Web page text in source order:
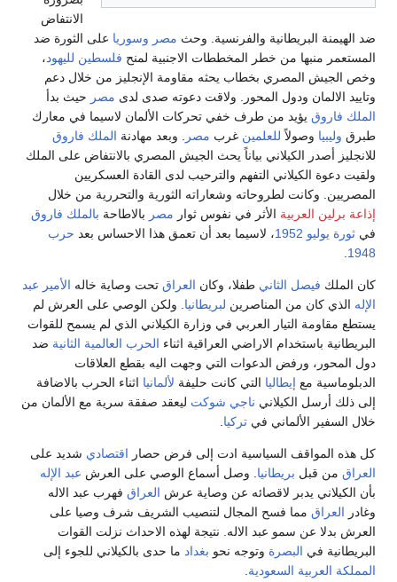
الانتفاض
ضد الهيمنة البريطانية والفرنسية. وحث مصر وسوريا على الثورة ضد
المستعمر منبها من خطر المخططات الاجنبية لمنح فلسطين لليهود،
وخص الجيش المصري بخطاب يحثه مقاومة الإنجليز من خلال دعم
وتاييد الالمان ودول المحور. ولاقت دعوته صدى لدى مصر حيث بدأ
الملك فاروق يؤيد من طرف خفي تحركات الألمان لاسيما في معارك
طبرق وليبيا وصولاً للعلمين غرب مصر . وبعد مهادنة الملك فاروق
للانجليز أصدر الكيلاني بياناً يحث الجيش المصري بالانتفاض على الملك
ولقيت دعوة الكيلاني التفهم والترحيب لدى القادة العسكريين
المصريين. وكانت لطروحاته وشعاراته الثورية والتحررية من خلال
إذاعة برلين العربية الأثر في نفوس ثوار مصر بالاطاحة بالملك فاروق
في ثورة يوليو 1952 ، لاسيما بعد أن تعمق هذا الاحساس بعد حرب
1948
.
كان الملك فيصل الثاني طفلا، وكان العراق تحت وصاية خاله الأمير عبد
الإله الذي كان من المناصرين لبريطانيا. ولكن الوصي على العرش لم
يستطع مقاومة التيار العربي في وزارة الكيلاني الذي لم يسمح للقوات
البريطانية باستخدام الاراضي العراقية اثناء الحرب العالمية الثانية ضد
دول المحور، ورفض الدعوات التي وجهت اليه بقطع العلاقات
الدبلوماسية مع إيطاليا التي كانت حليفة لألمانيا اثناء الحرب بالاضافة
إلى ذلك أرسل الكيلاني ناجي شوكت ليعقد صفقة سرية مع الألمان من
خلال السفير الألماني في تركيا.
كل هذه المواقف السياسية ادت إلى فرض حصار اقتصادي شديد على
العراق من قبل بريطانيا. وصل أسماع الوصي على العرش عبد الإله
بأن الكيلاني يدبر لاقصائه عن وصاية عرش العراق فهرب عبد الاله
وغادر العراق مما فسح المجال لتنصيب الشريف شرف وصيا على
العرش بدلا عن سمو عبد الاله. نتيجة لهذه الاحداث نزلت القوات
البريطانية في البصرة وتوجه نحو بغداد ما حدى بالكيلاني للجوء إلى
المملكة العربية السعودية.